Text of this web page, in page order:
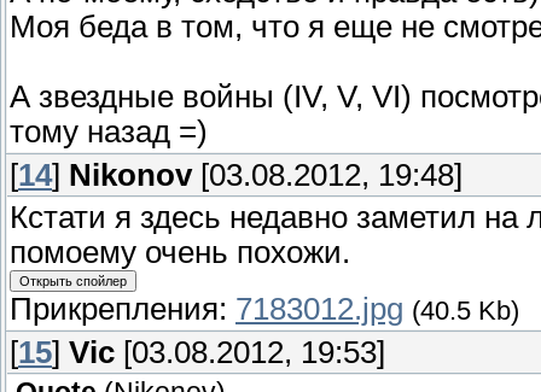
Моя беда в том, что я еще не
А звездные войны (IV, V, VI)
тому назад =)
[14] Nikonov[03.08.2012, 19:48]
Кстати я здесь недавно заметил на
помоему очень похожи.
Прикрепления: 7183012.jpg (40.5 Kb)
[15] Vic [03.08.2012, 19:53]